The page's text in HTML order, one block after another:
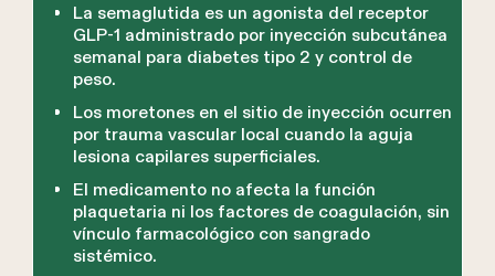
La semaglutida es un agonista del receptor
GLP-1 administrado por inyección subcutánea
semanal para diabetes tipo 2 y control de
peso.
Los moretones en el sitio de inyección ocurren
por trauma vascular local cuando la aguja
lesiona capilares superficiales.
El medicamento no afecta la función
plaquetaria ni los factores de coagulación, sin
vínculo farmacológico con sangrado
sistémico.